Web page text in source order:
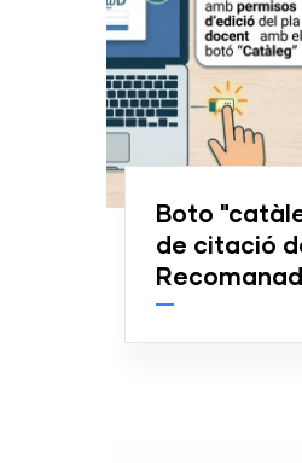
Boto
de citació